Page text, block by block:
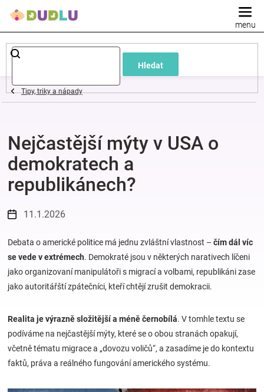
Hledat
Dětské
a
oblečení
Pokojíček
výbava
Hračky
a
zábava
pro
Tipy, triky a nápady
Nejčastější mýty v USA o
demokratech a
republikánech?
11.1.2026
Debata o americké politice má jednu zvláštní vlastnost – čím dál víc
se vede v extrémech. Demokraté jsou v některých narativech líčeni
jako organizovaní manipulátoři s migrací a volbami, republikáni zase
jako autoritářští zpátečníci, kteří chtějí zrušit demokracii.
Realita je výrazně složitější a méně černobílá. V tomhle textu se
podíváme na nejčastější mýty, které se o obou stranách opakují,
včetně tématu migrace a „dovozu voličů“, a zasadíme je do kontextu
faktů, práva a reálného fungování amerického systému.